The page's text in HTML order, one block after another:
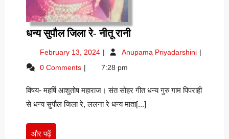
धन्य सुपौल जिला रे- नीतू रानीधन्य
जिला
रानी
February 13, 2024 February
2024
Anupama Priyadarshini धन्य
नीतू
0 Comments 7:28 pm
विषय- महर्षि आशुतोष महाराज। संत सोहर गीत धन्य गुरु गाम पिपराही
से धन्य सुपौल जिला रे, ललना रे धन्य माता[...]
और पढ़ेंऔर